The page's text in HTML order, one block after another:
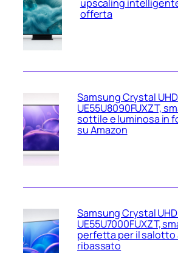
upscaling
offerta
Samsung Crystal UHD
UE55U8090FUXZT,
sottile e luminosa in
su Amazon
Samsung Crystal UHD
UE55U7000FUXZT,
perfetta per il salotto
ribassato